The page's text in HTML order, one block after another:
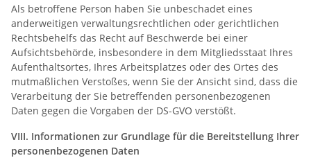
Als betroffene Person haben Sie unbeschadet eines
anderweitigen verwaltungsrechtlichen oder gerichtlichen
Rechtsbehelfs das Recht auf Beschwerde bei einer
Aufsichtsbehörde, insbesondere in dem Mitgliedsstaat Ihres
Aufenthaltsortes, Ihres Arbeitsplatzes oder des Ortes des
mutmaßlichen Verstoßes, wenn Sie der Ansicht sind, dass die
Verarbeitung der Sie betreffenden personenbezogenen
Daten gegen die Vorgaben der DS-GVO verstößt.
VIII. Informationen zur Grundlage für die Bereitstellung Ihrer
personenbezogenen Daten